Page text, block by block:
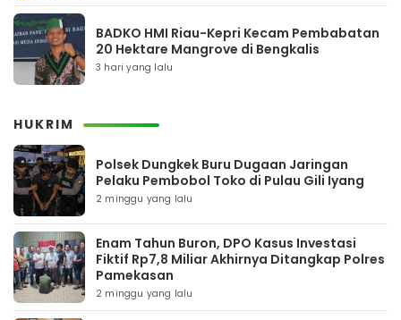
BADKO HMI Riau-Kepri Kecam Pembabatan
20 Hektare Mangrove di Bengkalis
3 hari yang lalu
HUKRIM
Polsek Dungkek Buru Dugaan Jaringan
Pelaku Pembobol Toko di Pulau Gili Iyang
2 minggu yang lalu
Enam Tahun Buron, DPO Kasus Investasi
Fiktif Rp7,8 Miliar Akhirnya Ditangkap Polres
Pamekasan
2 minggu yang lalu